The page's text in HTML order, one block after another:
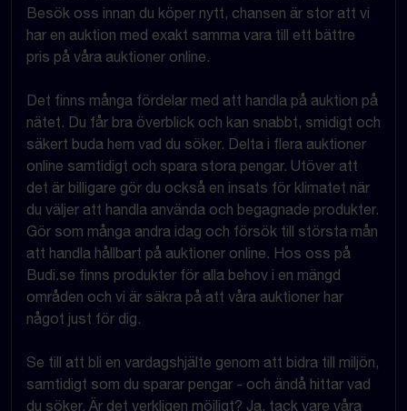
Besök oss innan du köper nytt, chansen är stor att vi
har en auktion med exakt samma vara till ett bättre
pris på våra auktioner online.
Det finns många fördelar med att handla på auktion på
nätet. Du får bra överblick och kan snabbt, smidigt och
säkert buda hem vad du söker. Delta i flera auktioner
online samtidigt och spara stora pengar. Utöver att
det är billigare gör du också en insats för klimatet när
du väljer att handla använda och begagnade produkter.
Gör som många andra idag och försök till största mån
att handla hållbart på auktioner online. Hos oss på
Budi.se finns produkter för alla behov i en mängd
områden och vi är säkra på att våra auktioner har
något just för dig.
Se till att bli en vardagshjälte genom att bidra till miljön,
samtidigt som du sparar pengar - och ändå hittar vad
du söker. Är det verkligen möjligt? Ja, tack vare våra